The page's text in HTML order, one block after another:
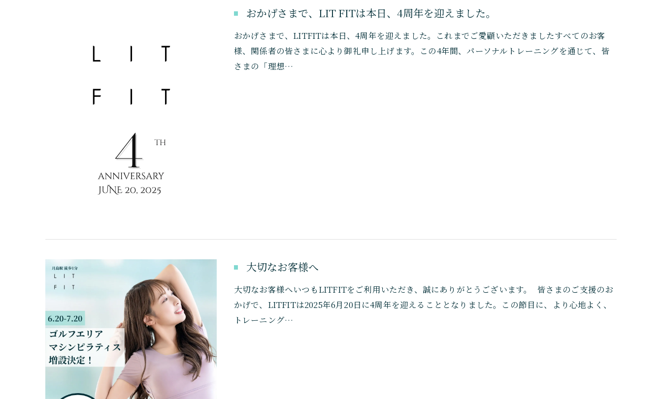
おかげさまで、LIT FITは本日、4周年を迎えました。
おかげさまで、LITFITは本日、4周年を迎えました。これまでご愛顧いただきましたすべてのお客
様、関係者の皆さまに心より御礼申し上げます。この4年間、パーソナルトレーニングを通じて、皆
さまの「理想…
大切なお客様へ
大切なお客様へいつもLITFITをご利用いただき、誠にありがとうございます。 皆さまのご支援のお
かげで、LITFITは2025年6月20日に4周年を迎えることとなりました。この節目に、より心地よく、
トレーニング…